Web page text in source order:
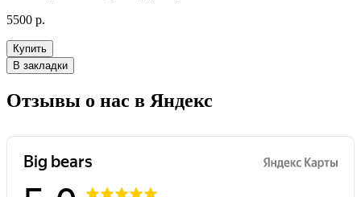
5500 р.
Купить
В закладки
Отзывы о нас в Яндекс